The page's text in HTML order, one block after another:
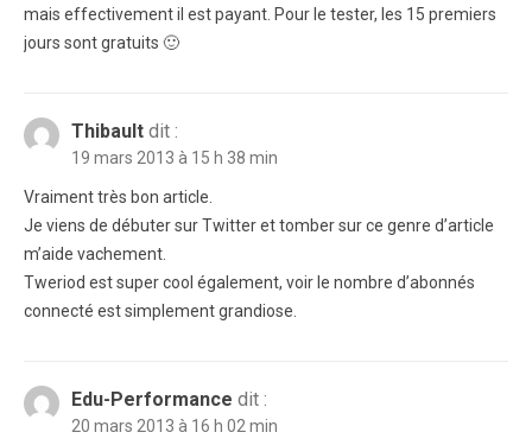
mais effectivement il est payant. Pour le tester, les 15 premiers
jours sont gratuits 🙂
Thibault dit :
19 mars 2013 à 15 h 38 min
Vraiment très bon article.
Je viens de débuter sur Twitter et tomber sur ce genre d’article
m’aide vachement.
Tweriod est super cool également, voir le nombre d’abonnés
connecté est simplement grandiose.
Edu-Performance dit :
20 mars 2013 à 16 h 02 min